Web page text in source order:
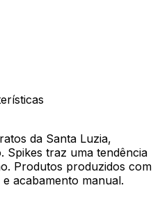
da Santa Luzia,
Spikes traz uma tendência
Produtos produzidos com
acabamento manual.